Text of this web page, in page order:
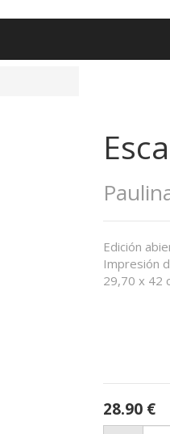
Edición
Impresión
29,70 x 42
28.90 €